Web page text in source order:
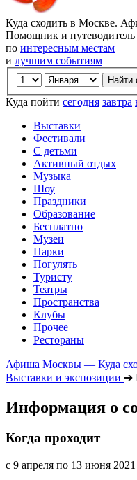
Куда сходить в Москве.
Помощник и путеводитель
по интересным местам
и лучшим событиям
Куда пойти сегодня завтра
Выставки
Фестивали
С детьми
Активный отдых
Музыка
Шоу
Праздники
Образование
Бесплатно
Музеи
Парки
Погулять
Туристу
Театры
Пространства
Клубы
Прочее
Рестораны
Афиша Москвы — Куда
Выставки и экспозиции ➔
Информация о
Когда проходит
с 9 апреля по 13 июня 2021